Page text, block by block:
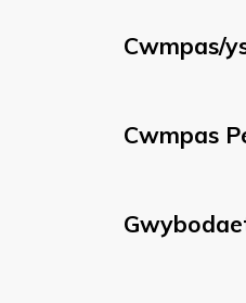
Cwmpas/
Cwmpas